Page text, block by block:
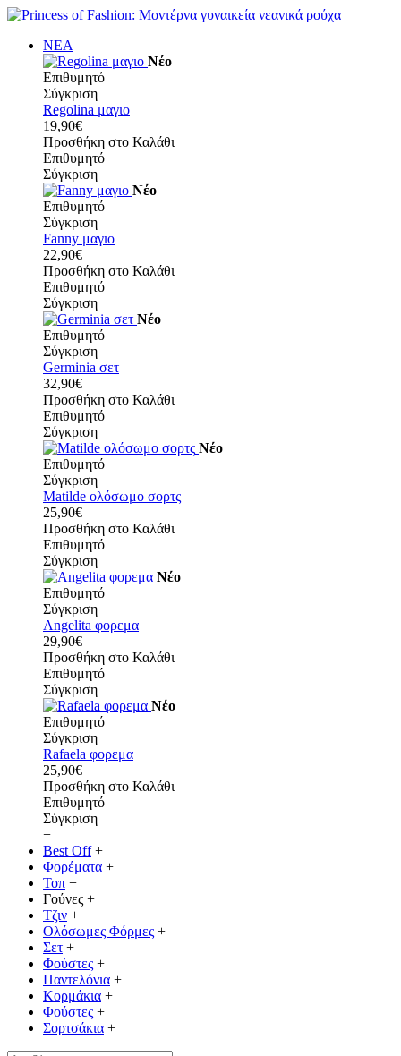
ΝΕΑ
Νέο
Επιθυμητό
Σύγκριση
Regolina μαγιο
19,90€
Προσθήκη στο Καλάθι
Επιθυμητό
Σύγκριση
Νέο
Επιθυμητό
Σύγκριση
Fanny μαγιο
22,90€
Προσθήκη στο Καλάθι
Επιθυμητό
Σύγκριση
Νέο
Επιθυμητό
Σύγκριση
Germinia σετ
32,90€
Προσθήκη στο Καλάθι
Επιθυμητό
Σύγκριση
Νέο
Επιθυμητό
Σύγκριση
Matilde ολόσωμο σορτς
25,90€
Προσθήκη στο Καλάθι
Επιθυμητό
Σύγκριση
Νέο
Επιθυμητό
Σύγκριση
Angelita φορεμα
29,90€
Προσθήκη στο Καλάθι
Επιθυμητό
Σύγκριση
Νέο
Επιθυμητό
Σύγκριση
Rafaela φορεμα
25,90€
Προσθήκη στο Καλάθι
Επιθυμητό
Σύγκριση
+
Best Off +
Φορέματα +
Τοπ +
Γούνες +
Τζιν +
Ολόσωμες Φόρμες +
Σετ +
Φούστες +
Παντελόνια +
Κορμάκια +
Φούστες +
Σορτσάκια +